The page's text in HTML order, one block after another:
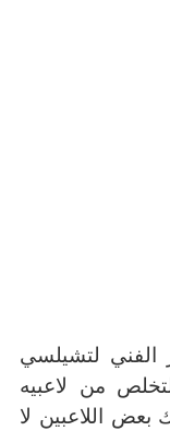
الفني لتشيلسي
من لاعبيه
بعض اللاعبين لا